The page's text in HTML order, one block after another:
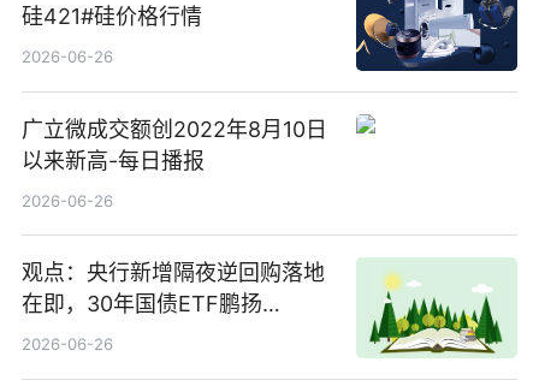
硅421#硅价格行情
2026-06-26
广立微成交额创2022年8月10日
以来新高-每日播报
2026-06-26
观点：央行新增隔夜逆回购落地
在即，30年国债ETF鹏扬
(511090) 盘中小幅上涨
2026-06-26